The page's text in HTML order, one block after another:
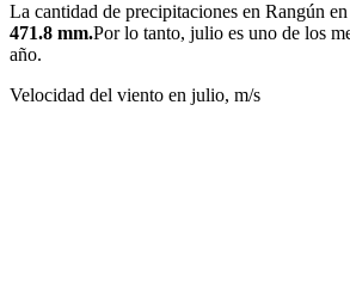
La cantidad de precipitaciones en Rangún
471.8 mm.Por lo tanto, julio es uno de los
año.
Velocidad del viento en julio, m/s